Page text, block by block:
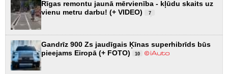
Rīgas remontu jaunā mērvienība - kļūdu skaits uz
vienu metru darbu! (+ VIDEO)
7
Gandrīz 900 Zs jaudīgais Ķīnas superhibrīds būs
pieejams Eiropā (+ FOTO)
10